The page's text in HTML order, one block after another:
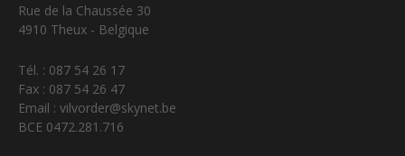
Rue de la Chaussée 30
4910 Theux - Belgique
Tél. : 087 54 26 17
Fax : 087 54 26 47
Email : vilvorder@skynet.be
BCE 0472.281.716